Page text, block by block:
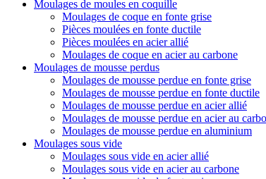
Moulages de moules en coquille
Moulages de coque en fonte grise
Pièces moulées en fonte ductile
Pièces moulées en acier allié
Moulages de coque en acier au carbone
Moulages de mousse perdus
Moulages de mousse perdue en fonte grise
Moulages de mousse perdue en fonte ductile
Moulages de mousse perdue en acier allié
Moulages de mousse perdue en acier au
Moulages de mousse perdue en aluminium
Moulages sous vide
Moulages sous vide en acier allié
Moulages sous vide en acier au carbone